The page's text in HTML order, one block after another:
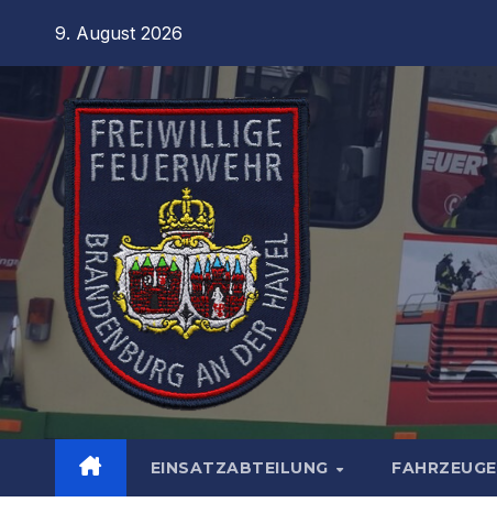
9. August 2026
EINSATZABTEILUNG FAHRZEUGE